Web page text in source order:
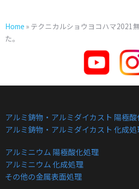
Home » テクニカルショウヨコハマ2021
た。
アルミ鋳物・アルミダイカスト 陽極
アルミ鋳物・アルミダイカスト 化成処
アルミニウム 陽極酸化処理
アルミニウム 化成処理
その他の金属表面処理